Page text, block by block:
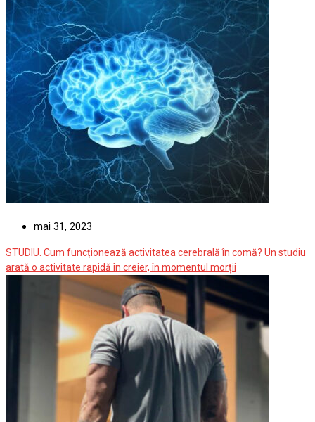
mai 31, 2023
STUDIU. Cum funcționează activitatea cerebrală în comă? Un studiu
arată o activitate rapidă în creier, în momentul morții